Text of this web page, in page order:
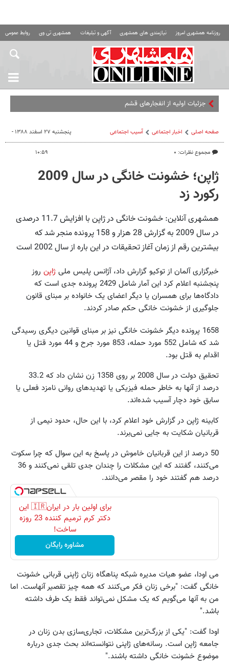
روزنامه همشهری امروز نیازمندی های همشهری آگهی و تبلیغات همشهری تی وی روابط عمومی
جزئیات اولیه از انفجارهای قشم
صفحه اصلی اخبار اجتماعی آسیب اجتماعی
مجموع نظرات: ۰
پنجشنبه ۲۷ اسفند ۱۳۸۸ -
۱۰:۵۹
ژاپن؛ خشونت خانگی در سال 2009
رکورد زد
همشهری آنلاین: خشونت خانگی در ژاپن با افزایش 11.7 درصدی
در سال 2009 به گزارش 28 هزار و 158 پرونده منجر شد که
بیشترین رقم از زمان آغاز تحقیقات در این باره از سال 2002 است
خبرگزاری آلمان از توکیو گزارش داد، آژانس پلیس ملی ژاپن روز
پنجشنبه اعلام کرد این آمار شامل 2429 پرونده جدی است که
دادگاه‌ها برای همسران یا دیگر اعضای یک خانواده بر مبنای قانون
جلوگیری از خشونت خانگی حکم صادر کردند.
1658 پرونده دیگر خشونت خانگی نیز بر مبنای قوانین دیگری رسیدگی
شد که شامل 552 مورد حمله، 853 مورد جرح و 44 مورد قتل یا
اقدام به قتل بود.
تحقیق دولت در سال 2008 بر روی 1358 زن نشان داد که 33.2
درصد از آنها به خاطر حمله فیزیکی یا تهدیدهای روانی نامزد فعلی یا
سابق خود دچار آسیب شده‌اند.
کابینه ژاپن در گزارش خود اعلام کرد، با این حال، حدود نیمی از
قربانیان شکایت به جایی نمی‌برند.
50 درصد از این قربانیان خاموش در پاسخ به این سوال که چرا سکوت
می‌کنند، گفتند که این مشکلات را چندان جدی تلقی نمی‌کنند و 36
درصد هم گفتند خود را مقصر می‌دانند.
برای اولین بار در ایران🇮🇷 این
دکتر کرم ترمیم کننده 23 روزه
ساخت!
مشاوره رایگان
می اودا، عضو هیات مدیره شبکه پناهگاه زنان ژاپنی قربانی خشونت
خانگی گفت: "برخی زنان فکر می‌کنند که همه چیز تقصیر آنهاست. اما
من به آنها می‌گویم که یک مشکل نمی‌تواند فقط یک طرف داشته
باشد."
اودا گفت: "یکی از بزرگ‌ترین مشکلات، تجاری‌سازی بدن زنان در
جامعه ژاپن است. رسانه‌های ژاپنی نتوانسته‌اند بحث جدی درباره
موضوع خشونت خانگی داشته باشند."